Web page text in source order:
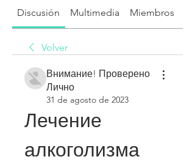
Discusión Multimedia Miembros
Volver
Внимание! Проверено
Лично
31 de agosto de 2023
Лечение
алкоголизма